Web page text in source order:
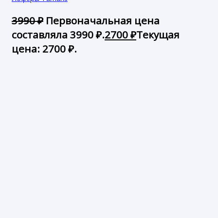
3990₽ Первоначальная цена
составляла 3990 ₽.2700₽Текущая
цена: 2700 ₽.